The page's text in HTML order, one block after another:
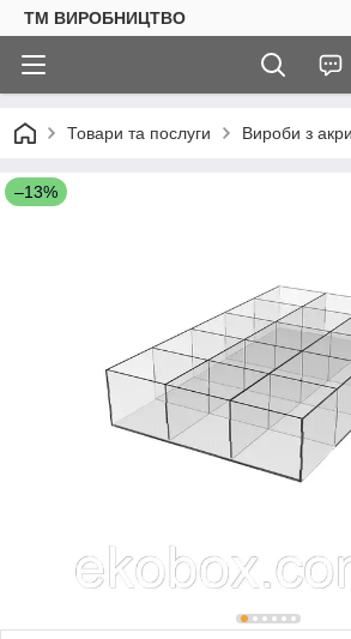
ТМ ВИРОБНИЦТВО
Товари та послуги Вироби з
–13%